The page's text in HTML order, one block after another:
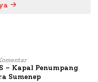
– Kapal Penumpang
Sumenep